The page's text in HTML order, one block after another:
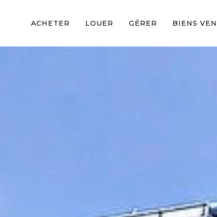
ACHETER LOUER GÉRER BIENS